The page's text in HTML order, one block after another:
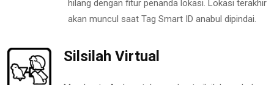
hilang dengan fitur penanda lokasi. Lokasi terakhir
akan muncul saat Tag Smart ID anabul dipindai.
Silsilah Virtual